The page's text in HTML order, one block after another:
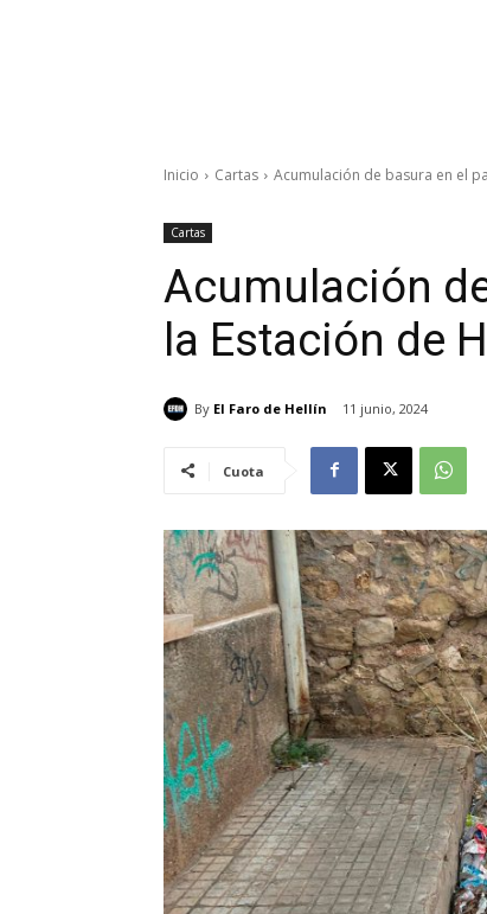
Inicio Cartas Acumulación de basura en el
Cartas
Acumulación
la Estación de
By El Faro de Hellín 11 junio, 2024
Cuota